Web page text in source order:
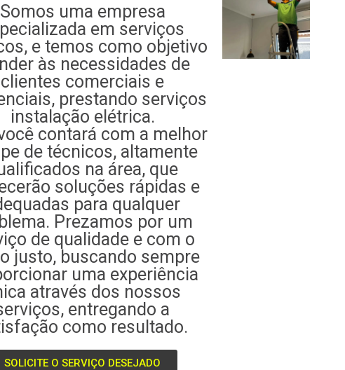
Somos uma empresa
em serviços
e temos como objetivo
às necessidades de
clientes comerciais e
prestando serviços
instalação elétrica.
contará com a melhor
de técnicos, altamente
na área, que
soluções rápidas e
para qualquer
Prezamos por um
de qualidade e com o
justo, buscando sempre
uma experiência
através dos nossos
entregando a
como resultado.
SOLICITE O SERVIÇO DESEJADO